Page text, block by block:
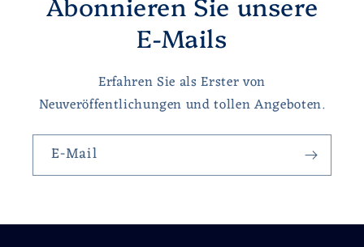
E-Mails
Erfahren Sie als Erster von
Neuveröffentlichungen und tollen Angeboten.
E-Mail